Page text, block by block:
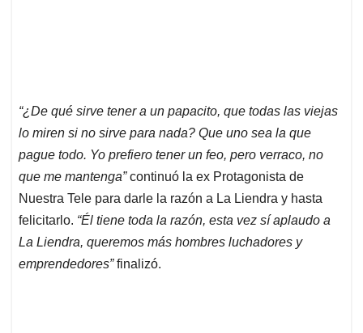
“¿De qué sirve tener a un papacito, que todas las viejas
lo miren si no sirve para nada? Que uno sea la que
pague todo. Yo prefiero tener un feo, pero verraco, no
que me mantenga”continuó la ex Protagonista de
Nuestra Tele para darle la razón a La Liendra y hasta
felicitarlo. “Él tiene toda la razón, esta vez sí aplaudo a
La Liendra, queremos más hombres luchadores y
emprendedores”finalizó.